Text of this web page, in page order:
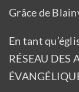
Grâce de
En tant
RÉSEAU DES